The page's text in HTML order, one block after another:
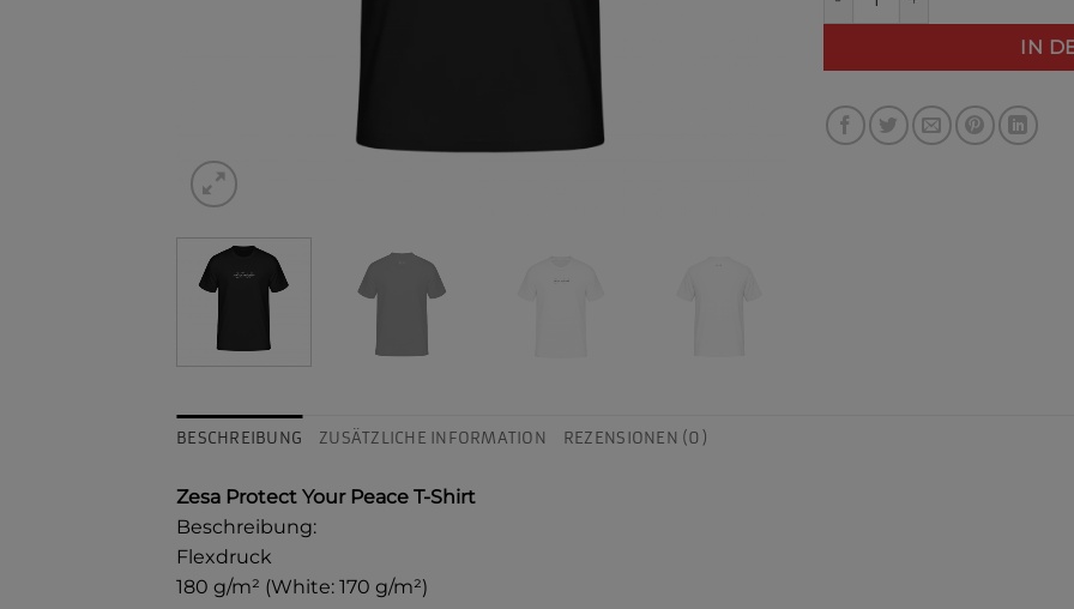
IN
BESCHREIBUNG ZUSÄTZLICHE INFORMATION REZENSIONEN (0)
Zesa Protect Your Peace T-Shirt
Beschreibung:
Flexdruck
180 g/m² (White: 170 g/m²)